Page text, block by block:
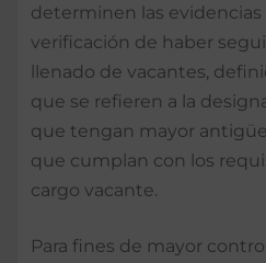
determinen las
verificación de haber
llenado de vacantes,
que se refieren a la
que tengan mayor
que cumplan con los
cargo vacante.
Para fines de mayor